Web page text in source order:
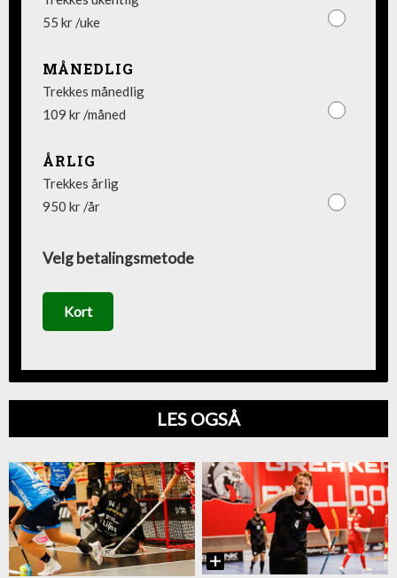
55 kr /uke
MÅNEDLIG
Trekkes månedlig
109 kr /måned
ÅRLIG
Trekkes årlig
950 kr /år
Velg betalingsmetode
Kort
LES OGSÅ